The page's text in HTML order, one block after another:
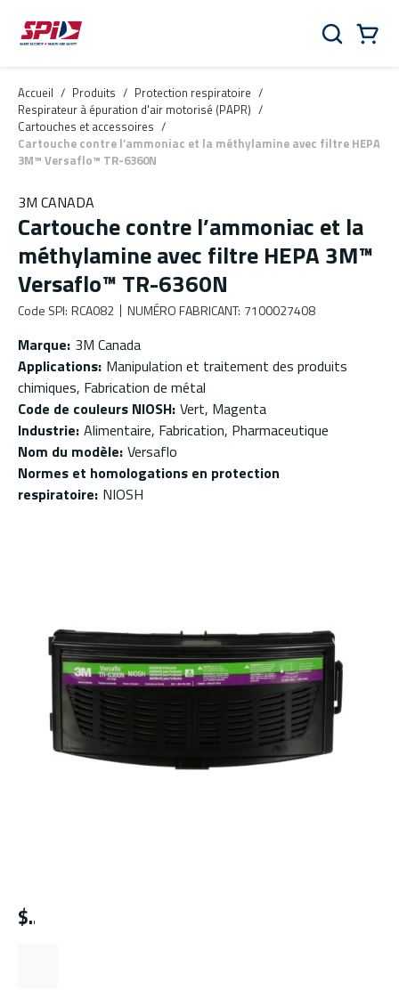
Aller au contenu principal
Skip to menu
Skip to footer
Rechercher
Accueil / Produits / Protection respiratoire /
Respirateur à épuration d'air motorisé (PAPR) /
Cartouches et accessoires /
Cartouche contre l’ammoniac et la méthylamine avec filtre HEPA
3M™ Versaflo™ TR-6360N
3M CANADA
Cartouche contre l’ammoniac et la
méthylamine avec filtre HEPA 3M™
Versaflo™ TR-6360N
Code SPI: RCA082 NUMÉRO FABRICANT: 7100027408
Marque: 3M Canada
Applications: Manipulation et traitement des produits
chimiques, Fabrication de métal
Code de couleurs NIOSH: Vert, Magenta
Industrie: Alimentaire, Fabrication, Pharmaceutique
Nom du modèle: Versaflo
Normes et homologations en protection
respiratoire: NIOSH
$